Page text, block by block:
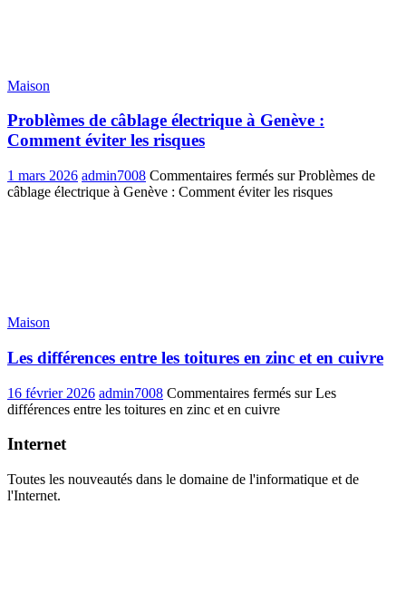
Maison
Problèmes de câblage électrique à Genève :
Comment éviter les risques
1 mars 2026 admin7008 Commentaires fermés sur Problèmes de
câblage électrique à Genève : Comment éviter les risques
Maison
Les différences entre les toitures en zinc et en cuivre
16 février 2026 admin7008 Commentaires fermés sur Les
différences entre les toitures en zinc et en cuivre
Internet
Toutes les nouveautés dans le domaine de l'informatique et de
l'Internet.